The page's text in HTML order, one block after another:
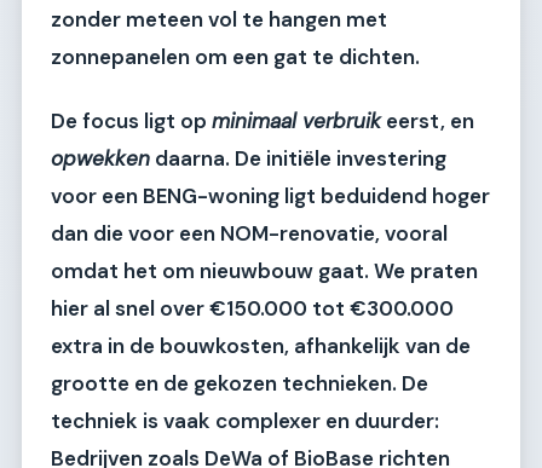
zonder meteen vol te hangen met
zonnepanelen om een gat te dichten.
De focus ligt op minimaal verbruikeerst, en
opwekken daarna. De initiële investering
voor een BENG-woning ligt beduidend hoger
dan die voor een NOM-renovatie, vooral
omdat het om nieuwbouw gaat. We praten
hier al snel over€150.000 tot €300.000
extra in de bouwkosten, afhankelijk van de
grootte en de gekozen technieken. De
techniek is vaak complexer en duurder:
Bedrijven zoals DeWa of BioBase richten